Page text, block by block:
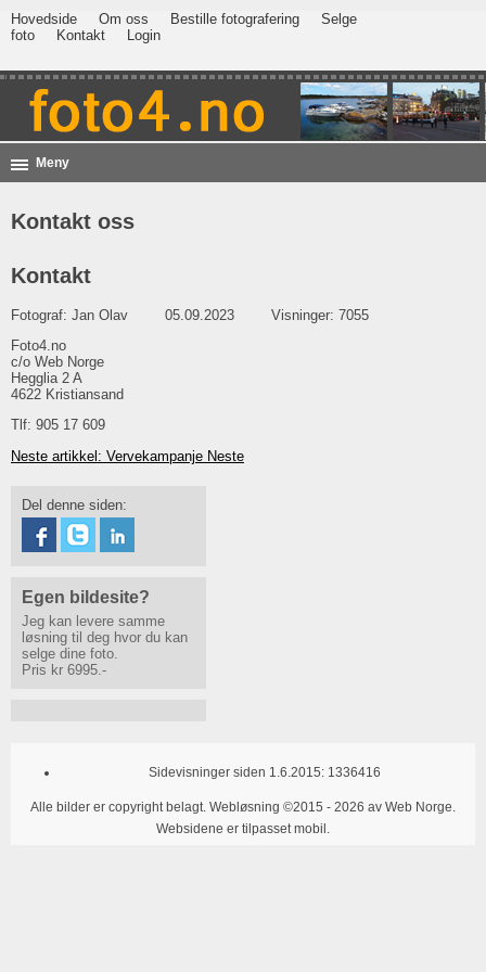
Hovedside Om oss Bestille fotografering
Selge
foto
Kontakt Login
Meny
Kontakt oss
Kontakt
Fotograf: Jan Olav 05.09.2023
Visninger: 7055
Foto4.no
c/o Web Norge
Hegglia 2 A
4622 Kristiansand
Tlf: 905 17 609
Neste artikkel: Vervekampanje Neste
Del denne siden:
Egen bildesite?
Jeg kan levere samme
løsning til deg hvor du kan
selge dine foto.
Pris kr 6995.-
Sidevisninger siden 1.6.2015: 1336416
Alle bilder er copyright belagt. Webløsning ©2015 - 2026 av Web Norge
Websidene er tilpasset mobil.